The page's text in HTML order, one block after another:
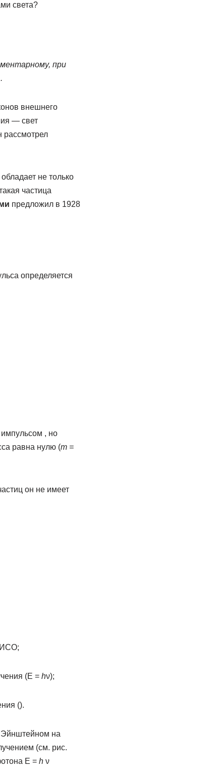
света?
при
.
внешнего
— свет
рассмотрел
не только
частица
предложил в 1928
определяется
, но
равна нулю (m =
он не имеет
ИСО;
(E = hν);
().
Эйнштейном на
(см. рис.
E = hν